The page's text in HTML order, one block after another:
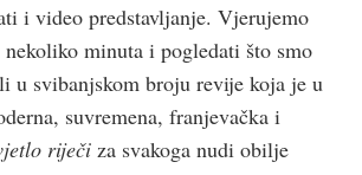
i video predstavljanje. Vjerujemo
minuta i pogledati što smo
u svibanjskom broju revije koja je u
suvremena, franjevačka i
riječi za svakoga nudi obilje